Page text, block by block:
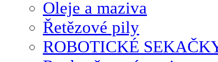
Oleje a maziva
Řetězové pily
ROBOTICKÉ